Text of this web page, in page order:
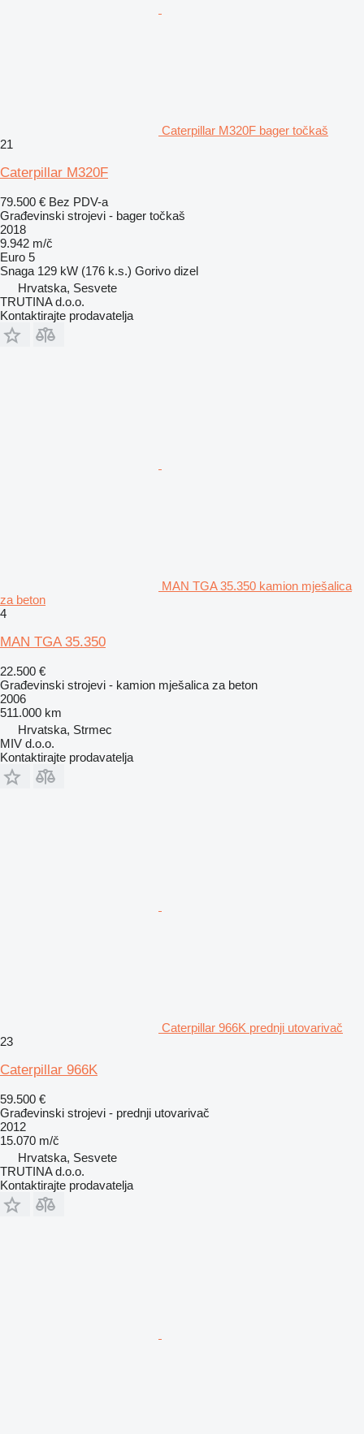
Caterpillar M320F bager točkaš
21
Caterpillar M320F
79.500 € Bez PDV-a
Građevinski strojevi - bager točkaš
2018
9.942 m/č
Euro 5
Snaga 129 kW (176 k.s.) Gorivo dizel
Hrvatska, Sesvete
TRUTINA d.o.o.
Kontaktirajte prodavatelja
MAN TGA 35.350 kamion mješalica
za beton
4
MAN TGA 35.350
22.500 €
Građevinski strojevi - kamion mješalica za beton
2006
511.000 km
Hrvatska, Strmec
MIV d.o.o.
Kontaktirajte prodavatelja
Caterpillar 966K prednji utovarivač
23
Caterpillar 966K
59.500 €
Građevinski strojevi - prednji utovarivač
2012
15.070 m/č
Hrvatska, Sesvete
TRUTINA d.o.o.
Kontaktirajte prodavatelja